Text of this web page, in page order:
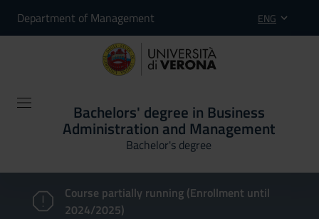
Department of Management ENG
Bachelors' degree in Business
Administration and Management
Bachelor's degree
Course partially running (Enrollment until
2024/2025)